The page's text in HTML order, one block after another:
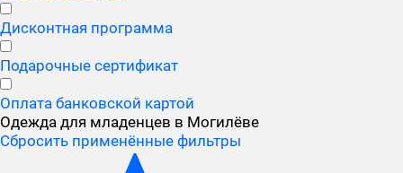
Дисконтная программа
Подарочные сертификат
Оплата банковской картой
Одежда для младенцев в Могилёве
Сбросить применённые фильтры